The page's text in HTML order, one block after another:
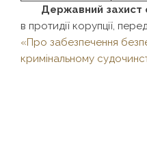
Державний захист
в протидії корупції,
«Про забезпечення
кримінальному